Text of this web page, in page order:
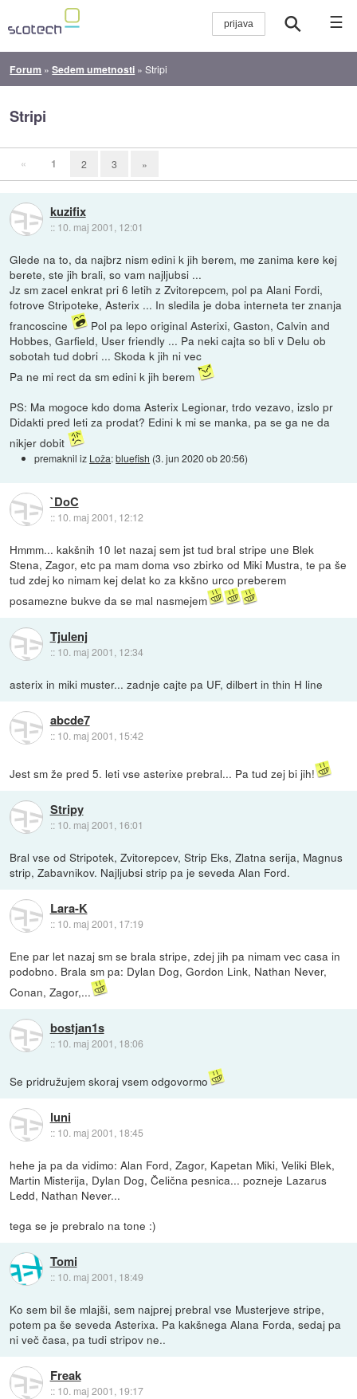
☰
Forum »Sedem umetnosti »Stripi
Stripi
« 1 2 3 »
kuzifix
:: 10. maj 2001, 12:01
Glede na to, da najbrz nism edini k jih berem, me zanima kere kej
berete, ste jih brali, so vam najljubsi ...
Jz sm zacel enkrat pri 6 letih z Zvitorepcem, pol pa Alani Fordi,
fotrove Stripoteke, Asterix ... In sledila je doba interneta ter znanja
francoscine
Pol pa lepo original Asterixi, Gaston, Calvin and
Hobbes, Garfield, User friendly ... Pa neki cajta so bli v Delu ob
sobotah tud dobri ... Skoda k jih ni vec
Pa ne mi rect da sm edini k jih berem
PS: Ma mogoce kdo doma Asterix Legionar, trdo vezavo, izslo pr
Didakti pred leti za prodat? Edini k mi se manka, pa se ga ne da
nikjer dobit
premaknil iz Loža:bluefish (3. jun 2020 ob 20:56)
`DoC
:: 10. maj 2001, 12:12
Hmmm... kakšnih 10 let nazaj sem jst tud bral stripe une Blek
Stena, Zagor, etc pa mam doma vso zbirko od Miki Mustra, te pa še
tud zdej ko nimam kej delat ko za kkšno urco preberem
posamezne bukve da se mal nasmejem
Tjulenj
:: 10. maj 2001, 12:34
asterix in miki muster... zadnje cajte pa UF, dilbert in thin H line
abcde7
:: 10. maj 2001, 15:42
Jest sm že pred 5. leti vse asterixe prebral... Pa tud zej bi jih!
Stripy
:: 10. maj 2001, 16:01
Bral vse od Stripotek, Zvitorepcev, Strip Eks, Zlatna serija, Magnus
strip, Zabavnikov. Najljubsi strip pa je seveda Alan Ford.
Lara-K
:: 10. maj 2001, 17:19
Ene par let nazaj sm se brala stripe, zdej jih pa nimam vec casa in
podobno. Brala sm pa: Dylan Dog, Gordon Link, Nathan Never,
Conan, Zagor,...
bostjan1s
:: 10. maj 2001, 18:06
Se pridružujem skoraj vsem odgovormo
luni
:: 10. maj 2001, 18:45
hehe ja pa da vidimo: Alan Ford, Zagor, Kapetan Miki, Veliki Blek,
Martin Misterija, Dylan Dog, Čelična pesnica... pozneje Lazarus
Ledd, Nathan Never...
tega se je prebralo na tone :)
Tomi
:: 10. maj 2001, 18:49
Ko sem bil še mlajši, sem najprej prebral vse Musterjeve stripe,
potem pa še seveda Asterixa. Pa kakšnega Alana Forda, sedaj pa
ni več časa, pa tudi stripov ne..
Freak
:: 10. maj 2001, 19:17